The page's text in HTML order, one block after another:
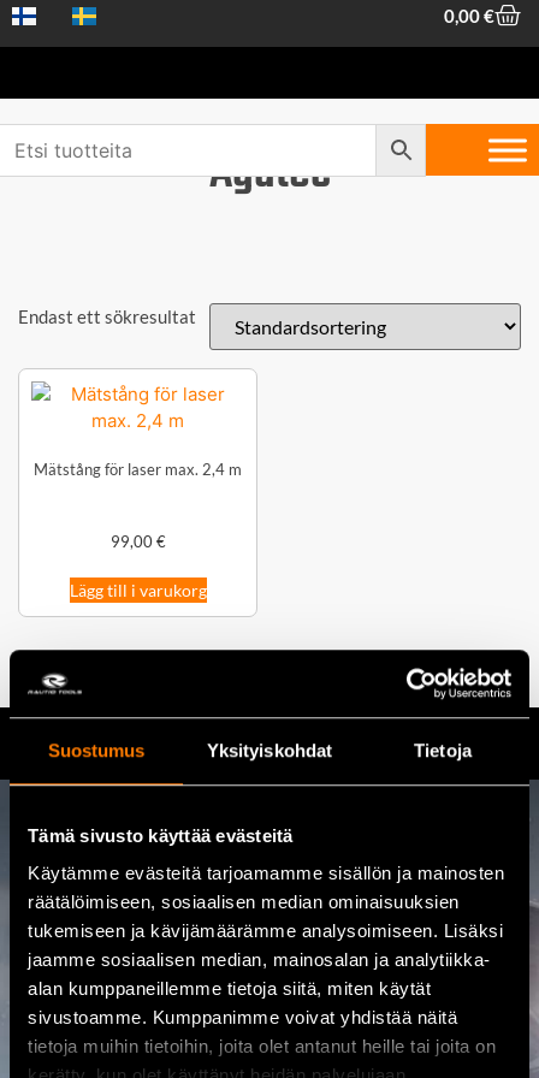
Suostumus Yksityiskohdat Tietoja
Tämä sivusto käyttää evästeitä
Käytämme evästeitä tarjoamamme sisällön ja mainosten
räätälöimiseen, sosiaalisen median ominaisuuksien
tukemiseen ja kävijämäärämme analysoimiseen. Lisäksi
jaamme sosiaalisen median, mainosalan ja analytiikka-
alan kumppaneillemme tietoja siitä, miten käytät
sivustoamme. Kumppanimme voivat yhdistää näitä
tietoja muihin tietoihin, joita olet antanut heille tai joita on
0,00€
Agatec
Endast ett sökresultat
Mätstång för laser max. 2,4 m
99,00€
Lägg till i varukorg
Kontakta oss
08 460 085
Adress
Kalajoentie 21, 85100 Kalajoki
Öppet